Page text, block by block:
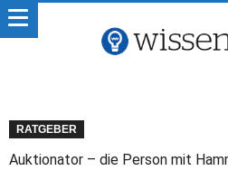
RATGEBER
Auktionator – die Person mit